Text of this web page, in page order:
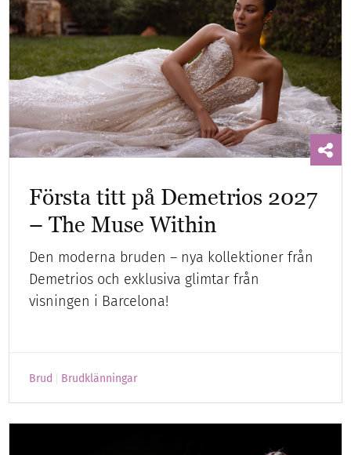
Första titt på Demetrios 2027
– The Muse Within
Den moderna bruden – nya kollektioner från
Demetrios och exklusiva glimtar från
visningen i Barcelona!
Brud Brudklänningar